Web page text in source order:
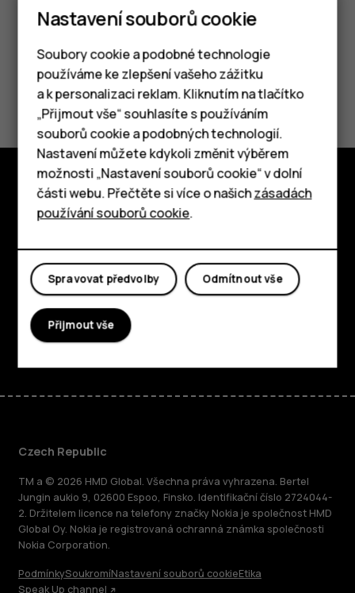
Chytré telefony
Tlačítkové telefony
Tablety
Pomohlo vám to?
Ano Ne
Prozkoumat
Planet and people
Podpora
FacebookInstagram
Tiktok
Czech Republic
TM a © 2026 HMD Global. Všechna práva vyhrazena. Bertel
Jungin aukio 9, 02600 Espoo, Finsko. Identifikační číslo 2724044-
2. Držitelem licence na telefony značky Nokia je společnost HMD
Global Oy. Nokia je registrovaná ochranná známka společnosti
Nokia Corporation.
PodmínkySoukromíNastavení souborů cookieEtika
Speak Up channel
Nastavení souborů cookie
Soubory cookie a podobné technologie
používáme ke zlepšení vašeho zážitku
a k personalizaci reklam. Kliknutím na tlačítko
„Přijmout vše“ souhlasíte s používáním
souborů cookie a podobných technologií.
Nastavení můžete kdykoli změnit výběrem
možnosti „Nastavení souborů cookie“ v dolní
části webu. Přečtěte si více o našichzásadách
používání souborů cookie.
Odmítnout vše
Spravovat předvolby
Přijmout vše